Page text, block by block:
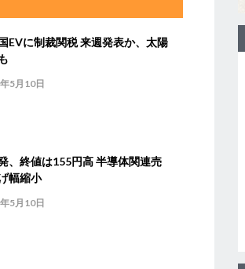
EVに制裁関税 来週発表か、太陽
5月10日
、終値は155円高 半導体関連売
幅縮小
5月10日